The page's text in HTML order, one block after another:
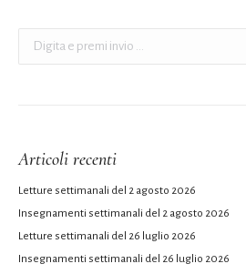
Articoli recenti
Letture settimanali del 2 agosto 2026
Insegnamenti settimanali del 2 agosto 2026
Letture settimanali del 26 luglio 2026
Insegnamenti settimanali del 26 luglio 2026